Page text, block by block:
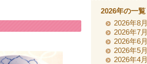
2026年の一覧
2026年8月
2026年7月
2026年6月
2026年5月
2026年4月